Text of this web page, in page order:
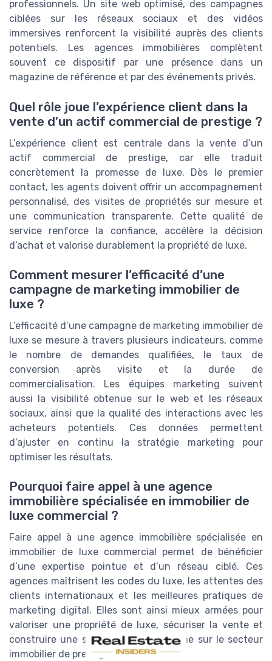
professionnels. Un site web optimisé, des campagnes
ciblées sur les réseaux sociaux et des vidéos
immersives renforcent la visibilité auprès des clients
potentiels. Les agences immobilières complètent
souvent ce dispositif par une présence dans un
magazine de référence et par des événements privés.
Quel rôle joue l’expérience client dans la
vente d’un actif commercial de prestige ?
L’expérience client est centrale dans la vente d’un
actif commercial de prestige, car elle traduit
concrètement la promesse de luxe. Dès le premier
contact, les agents doivent offrir un accompagnement
personnalisé, des visites de propriétés sur mesure et
une communication transparente. Cette qualité de
service renforce la confiance, accélère la décision
d’achat et valorise durablement la propriété de luxe.
Comment mesurer l’efficacité d’une
campagne de marketing immobilier de
luxe ?
L’efficacité d’une campagne de marketing immobilier de
luxe se mesure à travers plusieurs indicateurs, comme
le nombre de demandes qualifiées, le taux de
conversion après visite et la durée de
commercialisation. Les équipes marketing suivent
aussi la visibilité obtenue sur le web et les réseaux
sociaux, ainsi que la qualité des interactions avec les
acheteurs potentiels. Ces données permettent
d’ajuster en continu la stratégie marketing pour
optimiser les résultats.
Pourquoi faire appel à une agence
immobilière spécialisée en immobilier de
luxe commercial ?
Faire appel à une agence immobilière spécialisée en
immobilier de luxe commercial permet de bénéficier
d’une expertise pointue et d’un réseau ciblé. Ces
agences maîtrisent les codes du luxe, les attentes des
clients internationaux et les meilleures pratiques de
marketing digital. Elles sont ainsi mieux armées pour
valoriser une propriété de luxe, sécuriser la vente et
construire une stratégie de long terme sur le secteur
immobilier de prestige.